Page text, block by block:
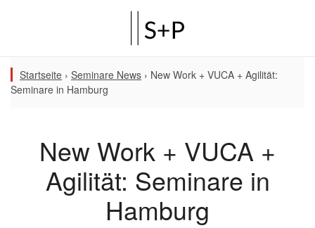
Startseite › Seminare News › New Work + VUCA + Agilität:
Seminare in Hamburg
New Work + VUCA +
Agilität: Seminare in
Hamburg